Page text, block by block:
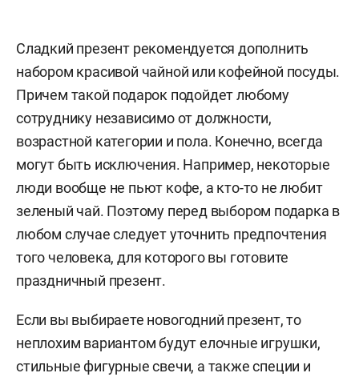
Сладкий презент рекомендуется дополнить
набором красивой чайной или кофейной посуды.
Причем такой подарок подойдет любому
сотруднику независимо от должности,
возрастной категории и пола. Конечно, всегда
могут быть исключения. Например, некоторые
люди вообще не пьют кофе, а кто-то не любит
зеленый чай. Поэтому перед выбором подарка в
любом случае следует уточнить предпочтения
того человека, для которого вы готовите
праздничный презент.
Если вы выбираете новогодний презент, то
неплохим вариантом будут елочные игрушки,
стильные фигурные свечи, а также специи и